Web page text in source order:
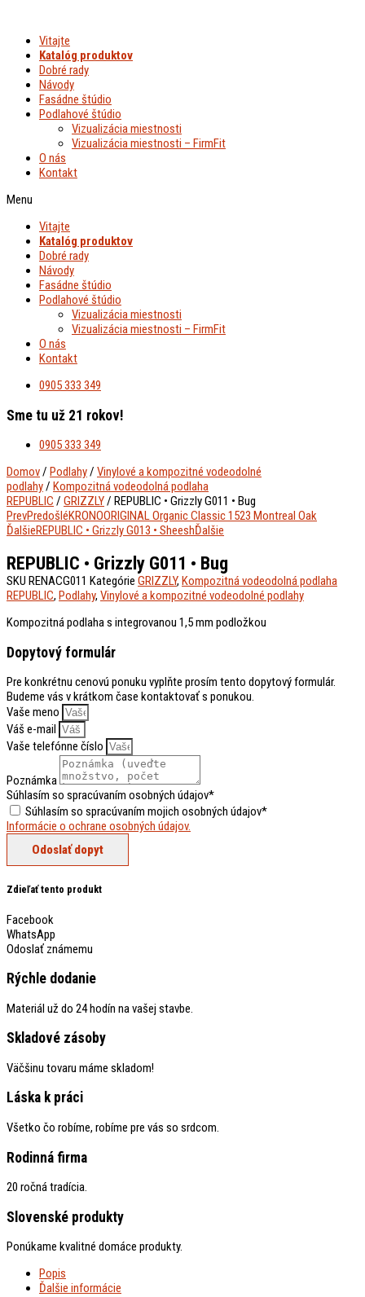
obsah
Vitajte
Katalóg produktov
Dobré rady
Návody
Fasádne štúdio
Podlahové štúdio
Vizualizácia miestnosti
Vizualizácia miestnosti – FirmFit
O nás
Kontakt
Menu
Vitajte
Katalóg produktov
Dobré rady
Návody
Fasádne štúdio
Podlahové štúdio
Vizualizácia miestnosti
Vizualizácia miestnosti – FirmFit
O nás
Kontakt
0905 333 349
Sme tu už 21 rokov!
0905 333 349
Domov/ Podlahy/ Vinylové a kompozitné vodeodolné
podlahy/ Kompozitná vodeodolná podlaha
REPUBLIC / GRIZZLY/ REPUBLIC • Grizzly G011 • Bug
PrevPredošléKRONOORIGINAL Organic Classic 1523 Montreal Oak
ĎalšieREPUBLIC • Grizzly G013 • SheeshĎalšie
REPUBLIC • Grizzly G011 • Bug
SKU RENACG011 Kategórie GRIZZLY, Kompozitná vodeodolná podlaha
REPUBLIC, Podlahy, Vinylové a kompozitné vodeodolné podlahy
Kompozitná podlaha s integrovanou 1,5 mm podložkou
Dopytový formulár
Pre konkrétnu cenovú ponuku vyplňte prosím tento dopytový formulár.
Budeme vás v krátkom čase kontaktovať s ponukou.
Vaše meno
Váš e-mail
Vaše telefónne číslo
Poznámka
Súhlasím so spracúvaním osobných údajov*
Súhlasím so spracúvaním mojich osobných údajov*
Informácie o ochrane osobných údajov.
Odoslať dopyt
Zdieľať tento produkt
Facebook
WhatsApp
Odoslať známemu
Rýchle dodanie
Materiál už do 24 hodín na vašej stavbe.
Skladové zásoby
Väčšinu tovaru máme skladom!
Láska k práci
Všetko čo robíme, robíme pre vás so srdcom.
Rodinná firma
20 ročná tradícia.
Slovenské produkty
Ponúkame kvalitné domáce produkty.
Popis
Ďalšie informácie